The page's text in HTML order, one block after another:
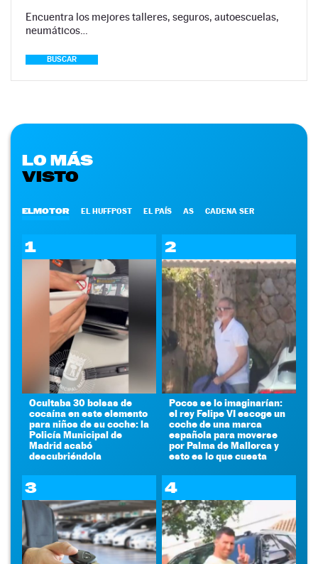
Encuentra los mejores talleres, seguros, autoescuelas,
neumáticos…
BUSCAR
LO MÁS
VISTO
ELMOTOR EL HUFFPOST EL PAÍS AS CADENA SER
1
Ocultaba 30 bolsas de
cocaína en este elemento
para niños de su coche: la
Policía Municipal de
Madrid acabó
descubriéndola
2
Pocos se lo imaginarían:
el rey Felipe VI escoge un
coche de una marca
española para moverse
por Palma de Mallorca y
esto es lo que cuesta
3 4